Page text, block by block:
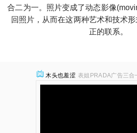
合二为一。照片变成了动态影像
回照片，从而在这两种艺术和技术
正的联系。
木头也羞涩 表姐PRADA广告三合